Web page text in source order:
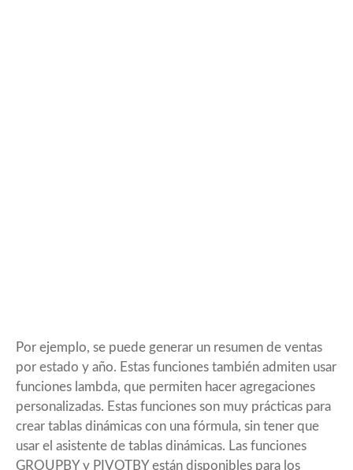
Por ejemplo, se puede generar un resumen de ventas
por estado y año. Estas funciones también admiten usar
funciones lambda, que permiten hacer agregaciones
personalizadas. Estas funciones son muy prácticas para
crear tablas dinámicas con una fórmula, sin tener que
usar el asistente de tablas dinámicas. Las funciones
GROUPBY y PIVOTBY están disponibles para los